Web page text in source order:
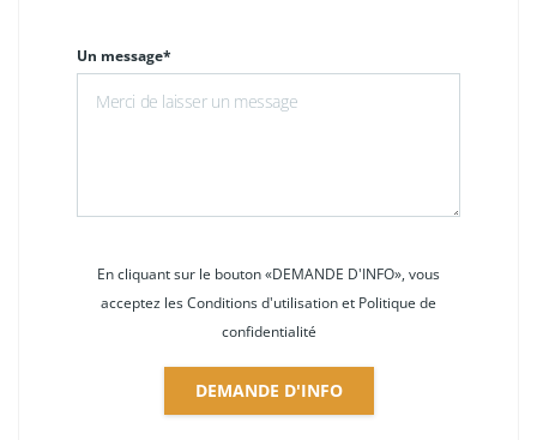
Un message*
En cliquant sur le bouton «DEMANDE D'INFO», vous
acceptez les Conditions d'utilisation et Politique de
confidentialité
DEMANDE D'INFO